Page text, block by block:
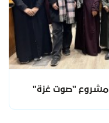
مشروع "صوت غزة"